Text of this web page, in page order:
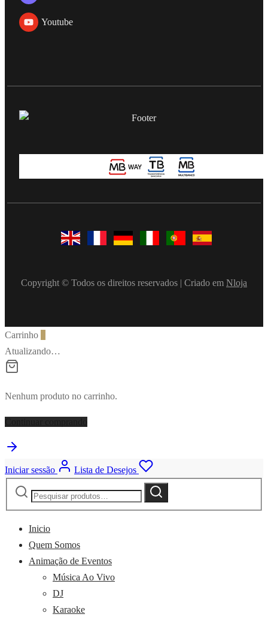
Youtube
Copyright © Todos os direitos reservados | Criado em Nloja
Carrinho
Atualizando…
Nenhum produto no carrinho.
Iniciar sessão
Lista de Desejos
Pesquisar
Pesquisa
Inicio
Quem Somos
Animação de Eventos
Música Ao Vivo
DJ
Karaoke